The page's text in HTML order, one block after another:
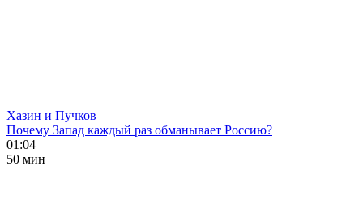
Хазин и Пучков
Почему Запад каждый раз обманывает Россию?
01:04
50 мин